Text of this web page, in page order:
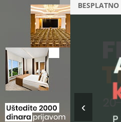
BESPLATNO